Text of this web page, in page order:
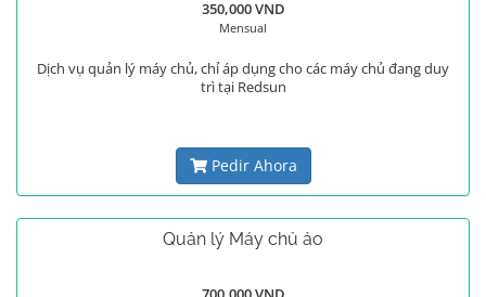
350,000 VND
Mensual
Dịch vụ quản lý máy chủ, chỉ áp dụng cho các máy chủ đang duy
trì tại Redsun
Pedir Ahora
Quản lý Máy chủ ảo